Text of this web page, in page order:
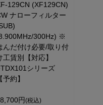
129CN (XF129CN)
ナローフィルター
300Hz) ※
んだ付け必要/取り付
工賃別【対応】
シリーズ
【予約】
円 (税込)